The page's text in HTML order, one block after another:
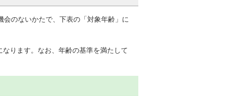
のないかたで、下表の「対象年齢」に
ります。なお、年齢の基準を満たして